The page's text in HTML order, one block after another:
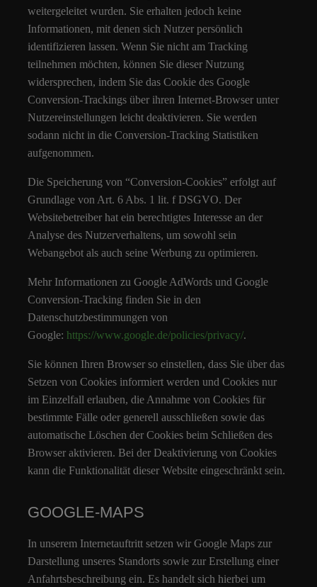
weitergeleitet wurden. Sie erhalten jedoch keine
Informationen, mit denen sich Nutzer persönlich
identifizieren lassen. Wenn Sie nicht am Tracking
teilnehmen möchten, können Sie dieser Nutzung
widersprechen, indem Sie das Cookie des Google
Conversion-Trackings über ihren Internet-Browser unter
Nutzereinstellungen leicht deaktivieren. Sie werden
sodann nicht in die Conversion-Tracking Statistiken
aufgenommen.
Die Speicherung von “Conversion-Cookies” erfolgt auf
Grundlage von Art. 6 Abs. 1 lit. f DSGVO. Der
Websitebetreiber hat ein berechtigtes Interesse an der
Analyse des Nutzerverhaltens, um sowohl sein
Webangebot als auch seine Werbung zu optimieren.
Mehr Informationen zu Google AdWords und Google
Conversion-Tracking finden Sie in den
Datenschutzbestimmungen von
Google: https://www.google.de/policies/privacy/.
Sie können Ihren Browser so einstellen, dass Sie über das
Setzen von Cookies informiert werden und Cookies nur
im Einzelfall erlauben, die Annahme von Cookies für
bestimmte Fälle oder generell ausschließen sowie das
automatische Löschen der Cookies beim Schließen des
Browser aktivieren. Bei der Deaktivierung von Cookies
kann die Funktionalität dieser Website eingeschränkt sein.
GOOGLE-MAPS
In unserem Internetauftritt setzen wir Google Maps zur
Darstellung unseres Standorts sowie zur Erstellung einer
Anfahrtsbeschreibung ein. Es handelt sich hierbei um